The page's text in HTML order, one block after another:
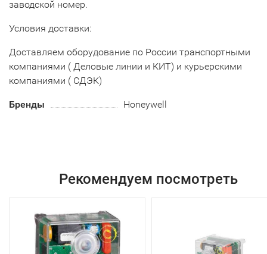
заводской номер.
Условия доставки:
Доставляем оборудование по России транспортными
компаниями ( Деловые линии и КИТ) и курьерскими
компаниями ( СДЭК)
Бренды Honeywell
Рекомендуем посмотреть